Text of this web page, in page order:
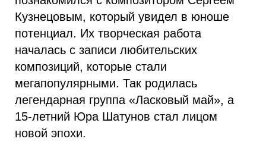
Кузнецовым, который увидел в юноше
потенциал. Их творческая работа
началась с записи любительских
композиций, которые стали
мегапопулярными. Так родилась
легендарная группа «Ласковый май», а
15-летний Юра Шатунов стал лицом
новой эпохи.